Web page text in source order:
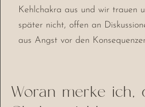
Kehlchakra aus und wir trauen
später nicht, offen an
aus Angst vor den
Woran merke ich,